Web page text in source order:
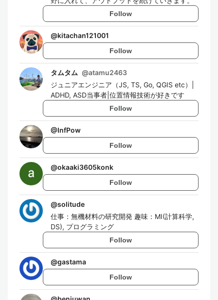
Follow
@kitachan121001
Follow
タムタム @atamu2463
ジュニアエンジニア（JS, TS, Go, QGIS etc）|
ADHD, ASD当事者|位置情報技術が好きです
Follow
@InfPow
Follow
@okaaki3605konk
Follow
@solitude
仕事：無機材料の研究開発 趣味：MI(計算科学,
DS), プログラミング
Follow
@gastama
Follow